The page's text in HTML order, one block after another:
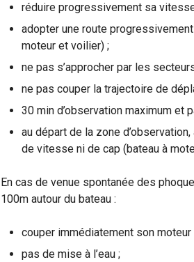
réduire progressivement sa
adopter une route
moteur et voilier) ;
ne pas s’approcher par les
ne pas couper la trajectoire de
30 min d’observation maximum et
au départ de la zone
de vitesse ni de cap (bateau à
En cas de venue spontanée des
100m autour du bateau :
couper immédiatement son moteur
pas de mise à l’eau ;